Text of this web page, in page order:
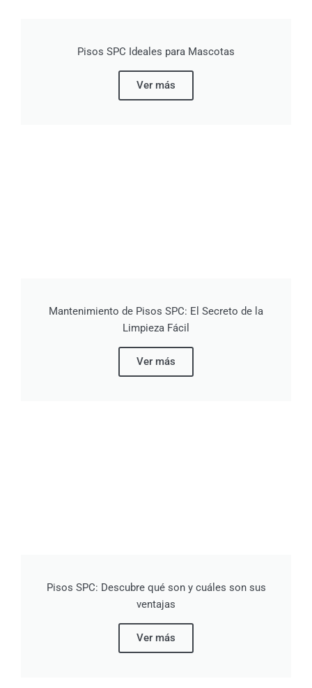
Pisos SPC Ideales para Mascotas
Ver más
Mantenimiento de Pisos SPC: El Secreto de la
Limpieza Fácil
Ver más
Pisos SPC: Descubre qué son y cuáles son sus
ventajas
Ver más